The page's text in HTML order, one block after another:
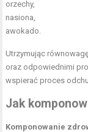
orzechy,
nasiona,
awokado.
Utrzymując
oraz odpowiednimi
wspierać proces
Jak
Komponowanie